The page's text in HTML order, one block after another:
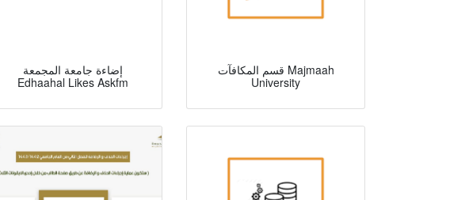
إضاءة جامعة المجمعة
Edhaahal Likes Askfm
قسم المكافآت Majmaah
University